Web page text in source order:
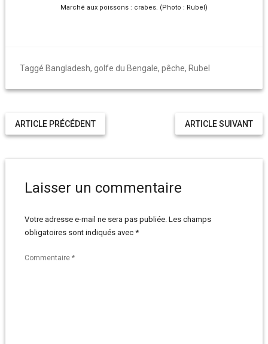
Marché aux poissons : crabes. (Photo : Rubel)
Taggé Bangladesh, golfe du Bengale, pêche, Rubel
ARTICLE SUIVANT
ARTICLE PRÉCÉDENT
Laisser un commentaire
Votre adresse e-mail ne sera pas publiée. Les champs
obligatoires sont indiqués avec *
Commentaire *